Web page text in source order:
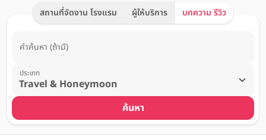
สถานที่จัดงาน โรงแรม ผู้ให้บริการ บทความ รีวิว
คำค้นหา (ถ้ามี)
ประเภท
ค้นหา